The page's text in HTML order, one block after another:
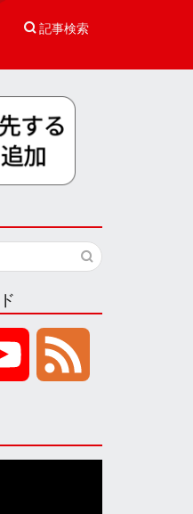
 記事検索
u e